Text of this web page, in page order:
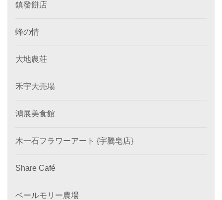
鎮發餅店
蜂の情
大地農荘
禾宇大売場
鴻展美食館
木一石フラワーアート {宇騰皂店}
Share Café
ベールモリー農場